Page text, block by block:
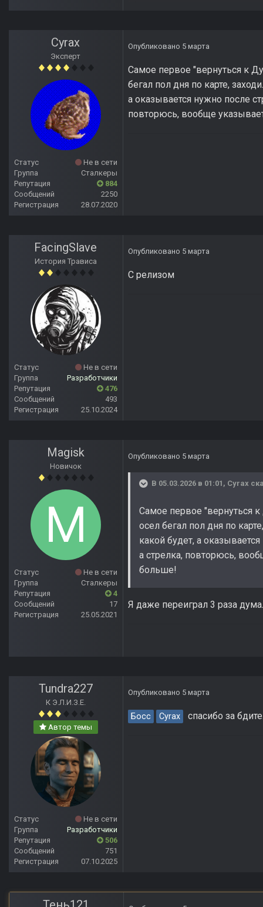
Cyrax
Эксперт
Статус
Не в сети
Группа
Сталкеры
Репутация
884
Сообщений
2250
Регистрация
28.07.2020
Опубликовано 5 марта
Самое первое "вернуться к
бегал пол дня по карте,
а оказывается нужно после
повторюсь, вообще
FacingSlave
История Трависа
Статус
Не в сети
Группа
Разработчики
Репутация
476
Сообщений
493
Регистрация
25.10.2024
Опубликовано 5 марта
С релизом
Magisk
Новичок
Статус
Не в сети
Группа
Сталкеры
Репутация
4
Сообщений
17
Регистрация
25.05.2021
Опубликовано 5 марта
В 05.03.2026 в 01:01, Cyrax
Самое первое "вернуться
осел бегал пол дня по
какой будет, а
а стрелка, повторюсь,
больше!
Я даже переиграл 3 раза
Tundra227
К Э.Л.И.З.Е.
Автор темы
Статус
Не в сети
Группа
Разработчики
Репутация
506
Сообщений
751
Регистрация
07.10.2025
Опубликовано 5 марта
Босс Cyrax спасибо за